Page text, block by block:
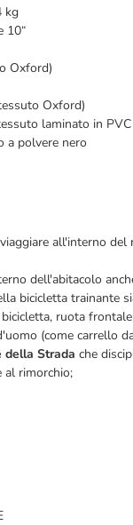
kg
10“
Oxford)
Oxford)
laminato in PVC
a polvere nero
all'interno
dell'abitacolo
bicicletta trainante
ruota
(come carrello
della Strada che
al rimorchio;